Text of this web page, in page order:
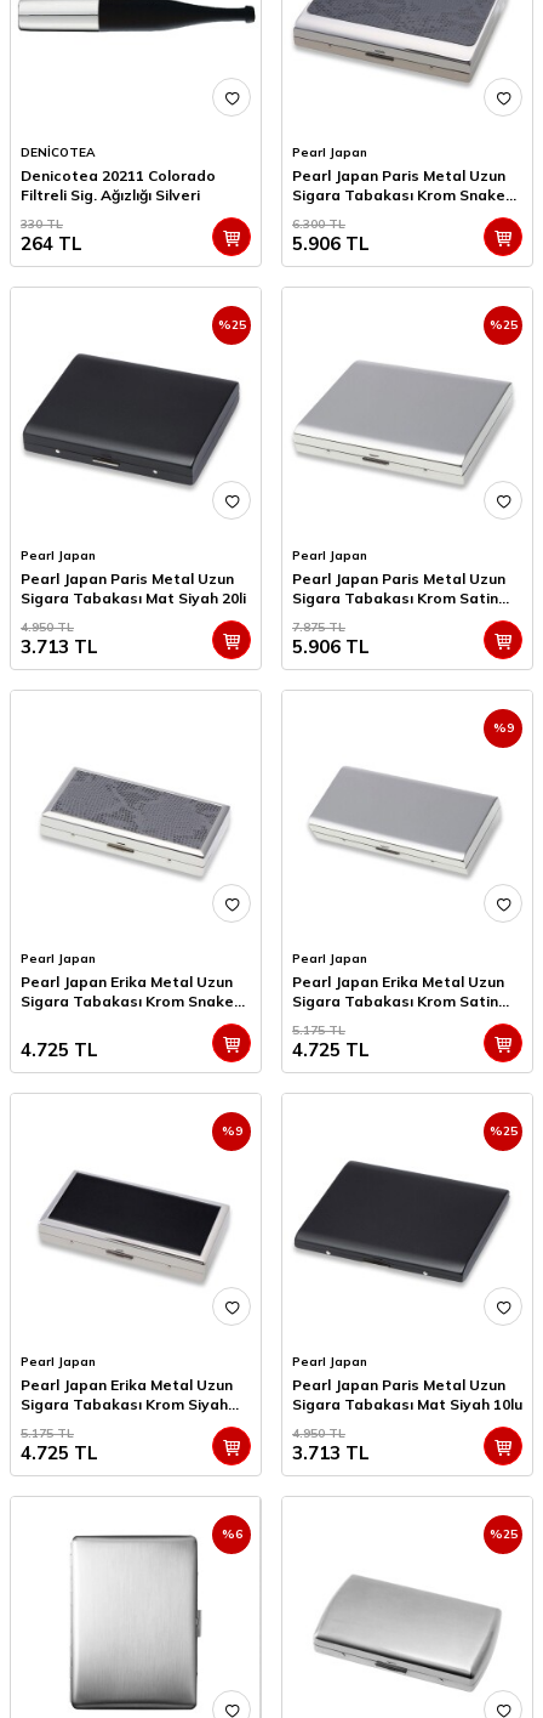
DENİCOTEA
Denicotea 20211 Colorado
Filtreli Sig. Ağızlığı Silveri
330TL
264 TL
Pearl Japan
Pearl Japan Paris Metal Uzun
Sigara Tabakası Krom Snake
6.300TL
5.906 TL
%25
Pearl Japan
Pearl Japan Paris Metal Uzun
Sigara Tabakası Mat Siyah 20li
4.950TL
3.713 TL
%25
Pearl Japan
Pearl Japan Paris Metal Uzun
Sigara Tabakası Krom Satin
7.875TL
5.906 TL
Pearl Japan
Pearl Japan Erika Metal Uzun
Sigara Tabakası Krom Snake
4.725 TL
%9
Pearl Japan
Pearl Japan Erika Metal Uzun
Sigara Tabakası Krom Satin
5.175TL
4.725 TL
%9
Pearl Japan
Pearl Japan Erika Metal Uzun
Sigara Tabakası Krom Siyah
5.175TL
4.725 TL
%25
Pearl Japan
Pearl Japan Paris Metal Uzun
Sigara Tabakası Mat Siyah 10lu
4.950TL
3.713 TL
%6 %25